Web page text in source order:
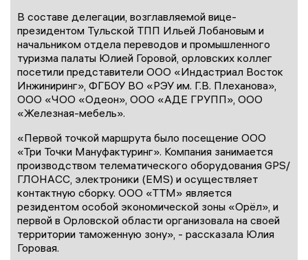
В составе делегации, возглавляемой вице-
президентом Тульской ТПП Ильей Лобановым и
начальником отдела переводов и промышленного
туризма палаты Юлией Горовой, орловских коллег
посетили представители ООО «Индастриал Восток
Инжиниринг», ФГБОУ ВО «РЭУ им. Г.В. Плеханова»,
ООО «ЧОО «Одеон», ООО «АДЕ ГРУПП», ООО
«Железная-мебель».
«Первой точкой маршрута было посещение ООО
«Три Точки Мануфактуринг». Компания занимается
производством телематического оборудования GPS/
ГЛОНАСС, электроники (EMS) и осуществляет
контактную сборку. ООО «ТТМ» является
резидентом особой экономической зоны «Орёл», и
первой в Орловской области организовала на своей
территории таможенную зону», - рассказала Юлия
Горовая.